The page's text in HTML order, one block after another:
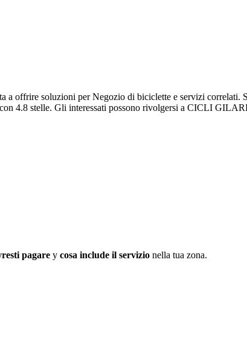
a offrire soluzioni per Negozio di biciclette e servizi
4.8 stelle. Gli interessati possono rivolgersi a CICLI
pagare y cosa include il servizio nella tua zona.